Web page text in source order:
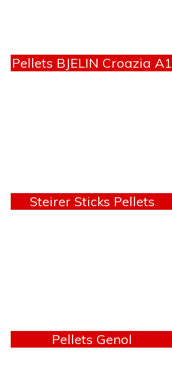
Pellets BJELIN Croazia A1
Steirer Sticks Pellets
Pellets Genol